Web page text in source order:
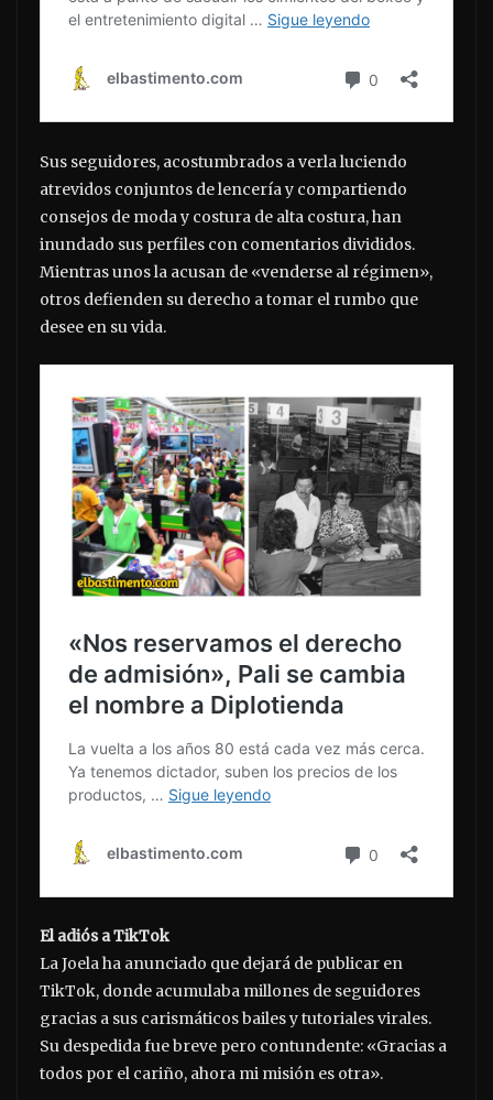
Sus seguidores, acostumbrados a verla luciendo
atrevidos conjuntos de lencería y compartiendo
consejos de moda y costura de alta costura, han
inundado sus perfiles con comentarios divididos.
Mientras unos la acusan de «venderse al régimen»,
otros defienden su derecho a tomar el rumbo que
desee en su vida.
El adiós a TikTok
La Joela ha anunciado que dejará de publicar en
TikTok, donde acumulaba millones de seguidores
gracias a sus carismáticos bailes y tutoriales virales.
Su despedida fue breve pero contundente: «Gracias a
todos por el cariño, ahora mi misión es otra».